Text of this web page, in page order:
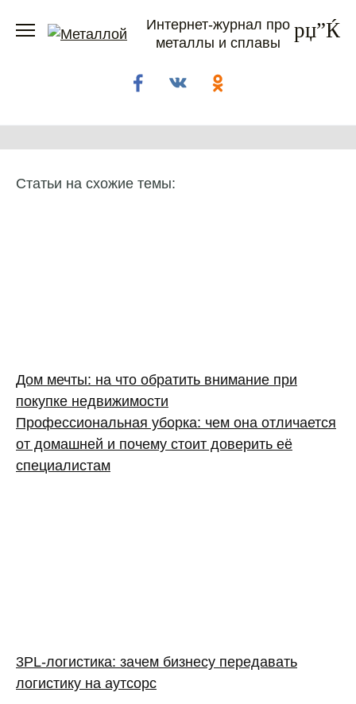
Интернет-журнал про
металлы и сплавы
Статьи на схожие темы:
Дом мечты: на что обратить внимание при
покупке недвижимости
Профессиональная уборка: чем она отличается
от домашней и почему стоит доверить её
специалистам
3PL‑логистика: зачем бизнесу передавать
логистику на аутсорс